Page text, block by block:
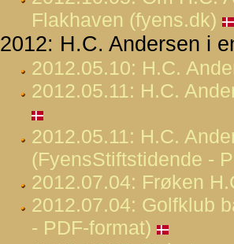
Flakhaven (fyens.dk)
2012: H.C. Andersen i
2012.05.10: H.C.
2012.05.11: H.C.
2012.05.11: H.C.
(FyensStiftstidende -
2012.07.04: Frøken
2012.07.04: Golfklub
- PDF-format)